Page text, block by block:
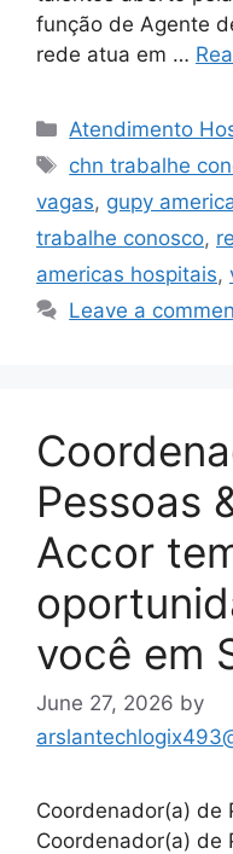
função de Agente
rede atua em …
Categories
Atendimento
Tags
chn trabalhe
vagas, gupy
trabalhe conosco,
americas hospitais,
Leave a
Pessoas
Accor
você em
June 27, 2026 by
Coordenador(a) de
Coordenador(a) de